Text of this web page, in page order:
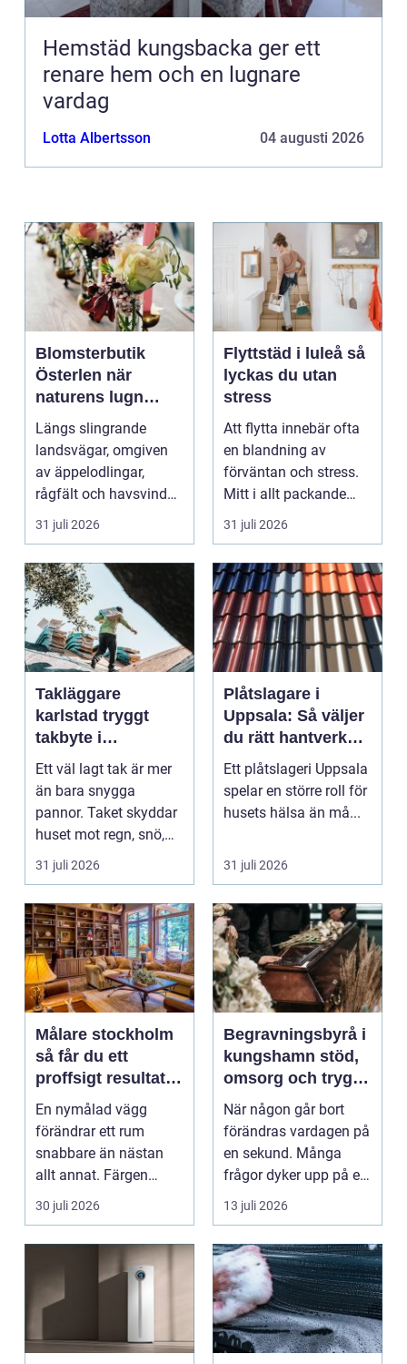
Hemstäd kungsbacka ger ett
renare hem och en lugnare
vardag
Lotta Albertsson 04 augusti 2026
Blomsterbutik
Österlen när
naturens lugn
möter kreativt
hantverk
Längs slingrande
landsvägar, omgiven
av äppelodlingar,
rågfält och havsvindar,
har
blomsterhantverke...
31 juli 2026
Flyttstäd i luleå så
lyckas du utan
stress
Att flytta innebär ofta
en blandning av
förväntan och stress.
Mitt i allt packande
och planerande dy...
31 juli 2026
Takläggare
karlstad tryggt
takbyte i
värmländskt klimat
Ett väl lagt tak är mer
än bara snygga
pannor. Taket skyddar
huset mot regn, snö,
blåst och stark vå...
31 juli 2026
Plåtslagare i
Uppsala: Så väljer
du rätt hantverkare
för tak och fasad
Ett plåtslageri Uppsala
spelar en större roll för
husets hälsa än må...
31 juli 2026
Målare stockholm
så får du ett
proffsigt resultat
hemma
En nymålad vägg
förändrar ett rum
snabbare än nästan
allt annat. Färgen
påverkar hur vi
upplever lju...
30 juli 2026
Begravningsbyrå i
kungshamn stöd,
omsorg och trygg
vägledning
När någon går bort
förändras vardagen på
en sekund. Många
frågor dyker upp på en
gång: Vad händer nu...
13 juli 2026